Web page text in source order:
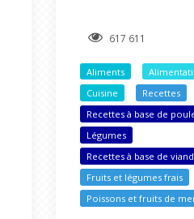
617 611
Aliments
Cuisine
Recettes
Recettes à base de
Légumes
Recettes à base de
Fruits et légumes frais
Poissons et fruits de